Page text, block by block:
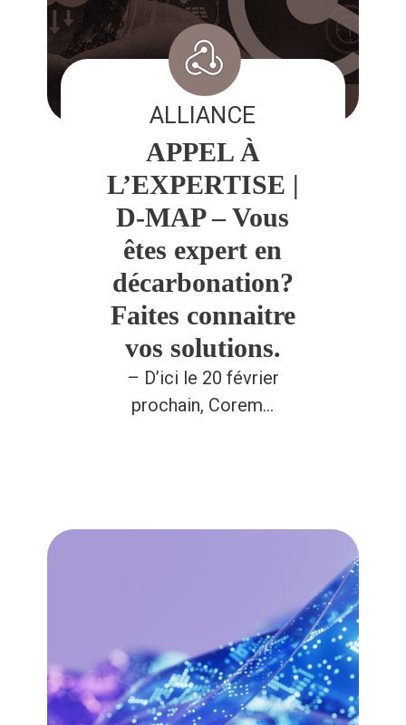
ALLIANCE
APPEL À
L’EXPERTISE |
D-MAP – Vous
êtes expert en
décarbonation?
Faites connaitre
vos solutions.
– D’ici le 20 février
prochain, Corem…